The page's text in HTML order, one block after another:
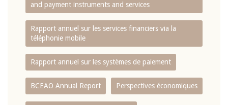
and payment instruments and services
Rapport annuel sur les services financiers via la
téléphonie mobile
Rapport annuel sur les systèmes de paiement
BCEAO Annual Report Perspectives économiques